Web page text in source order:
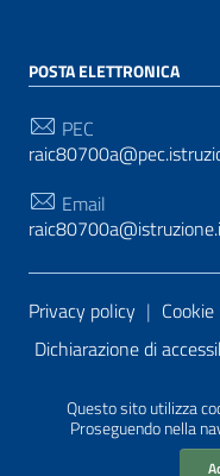
Questo sito utilizza
Proseguendo nella
POSTA ELETTRONICA
PEC
Email
Sezione Link
Privacy policy |
Dichiarazione di
PA di AgID
|